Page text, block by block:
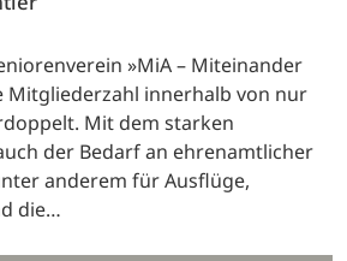
»MiA – Miteinander
Mitgliederzahl innerhalb von nur
Mit dem starken
der Bedarf an ehrenamtlicher
anderem für Ausflüge,
die…